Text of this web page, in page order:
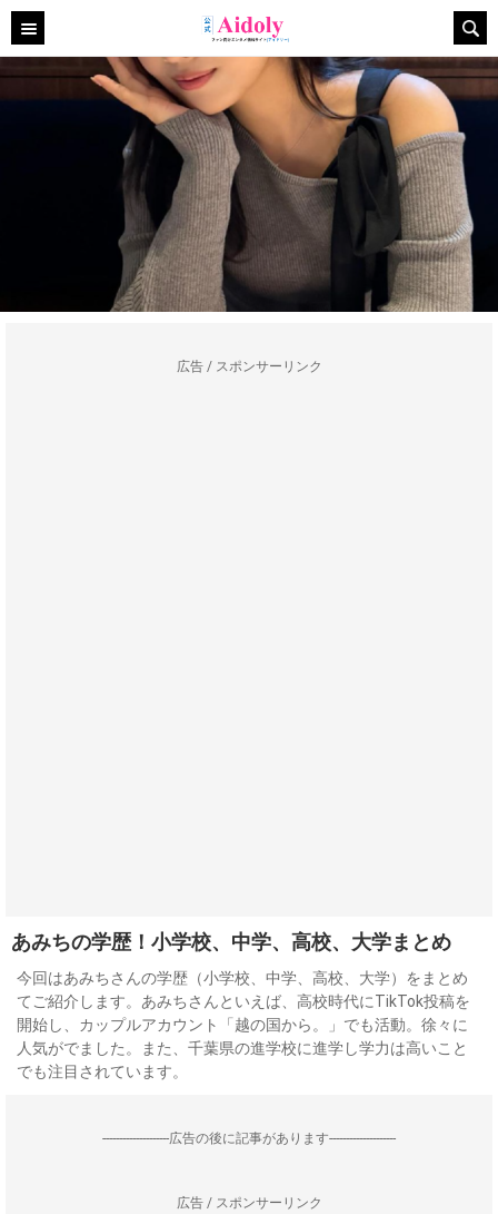
広告 / スポンサーリンク
あみちの学歴！小学校、中学、高校、大学まとめ
今回はあみちさんの学歴（小学校、中学、高校、大学）をまとめ
てご紹介します。あみちさんといえば、高校時代にTikTok投稿を
開始し、カップルアカウント「越の国から。」でも活動。徐々に
人気がでました。また、千葉県の進学校に進学し学力は高いこと
でも注目されています。
--------------------広告の後に記事があります--------------------
広告 / スポンサーリンク